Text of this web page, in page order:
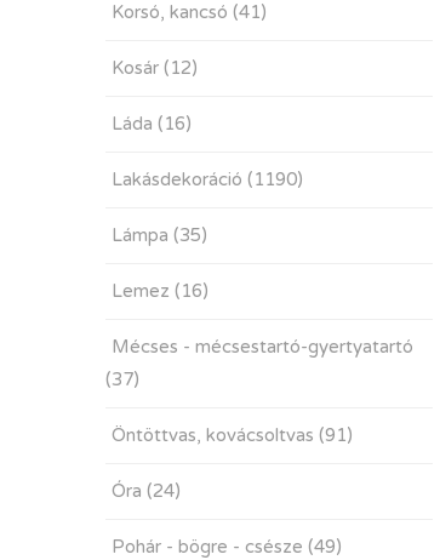
Korsó, kancsó (41)
Kosár (12)
Láda (16)
Lakásdekoráció (1190)
Lámpa (35)
Lemez (16)
Mécses - mécsestartó-gyertyatartó
(37)
Öntöttvas, kovácsoltvas (91)
Óra (24)
Pohár - bögre - csésze (49)